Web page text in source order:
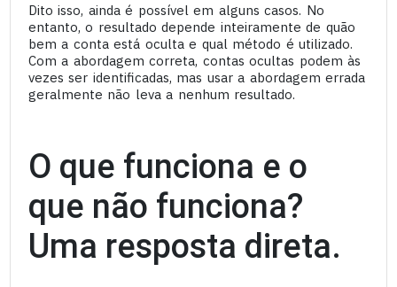
Dito isso, ainda é possível em alguns casos. No
entanto, o resultado depende inteiramente de quão
bem a conta está oculta e qual método é utilizado.
Com a abordagem correta, contas ocultas podem às
vezes ser identificadas, mas usar a abordagem errada
geralmente não leva a nenhum resultado.
O que funciona e o
que não funciona?
Uma resposta direta.